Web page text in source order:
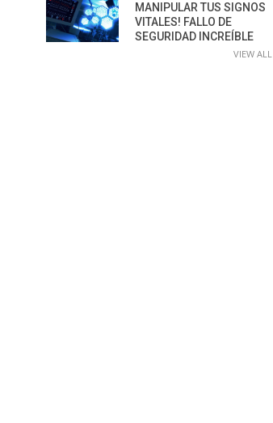
MANIPULAR TUS SIGNOS
VITALES! FALLO DE
SEGURIDAD INCREÍBLE
VIEW ALL